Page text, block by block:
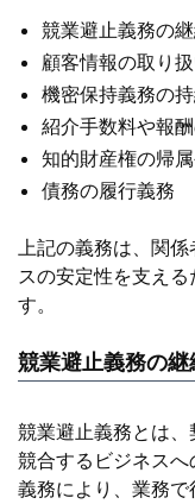
競業避止義務の
顧客情報の取り
機密保持義務の
紹介手数料や報
知的財産権の帰
債務の履行義務
上記の義務は、関
スの安定性を支え
す。
競業避止義務の継
競業避止義務とは
競合するビジネス
義務により、業務